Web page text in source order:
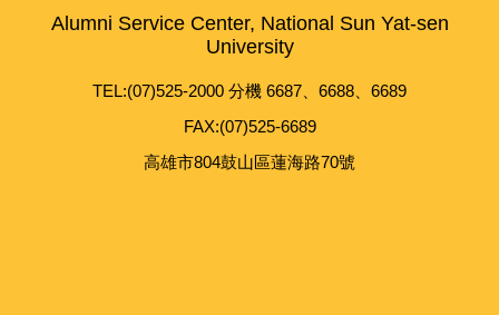
Alumni Service Center, National Sun Yat-sen
University
TEL:(07)525-2000 分機 6687、6688、6689
FAX:(07)525-6689
高雄市804鼓山區蓮海路70號